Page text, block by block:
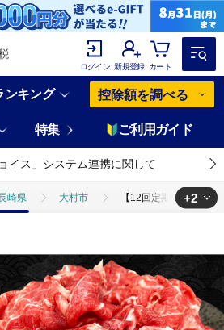
ログイン 新規登録 カート
ンキング 控除額を調べる
特集 ご利用ガイド
イス」システム連携に関して
崎県 大村市 【12回定期便】 内閣
【12回定期便】 内閣総理大臣賞受賞！長崎
+2